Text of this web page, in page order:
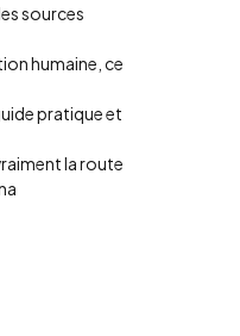
sources
humaine, ce
pratique et
la route